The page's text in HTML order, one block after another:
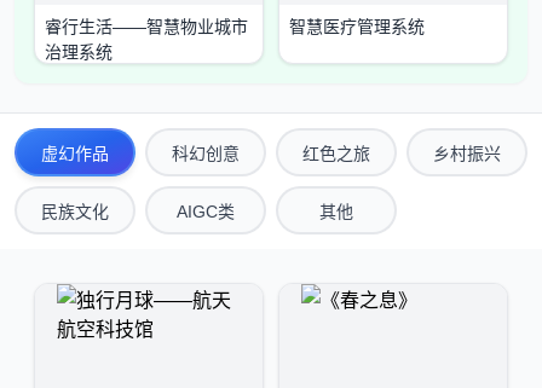
睿行生活——智慧物业城市
治理系统
智慧医疗管理系统
虚幻作品 科幻创意 红色之旅 乡村振兴
民族文化 AIGC类 其他